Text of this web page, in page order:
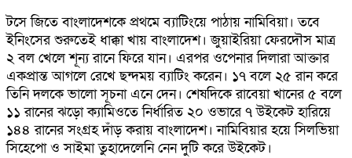
টসে জিতে বাংলাদেশকে প্রথমে ব্যাটিংয়ে পাঠায় নামিবিয়া। তবে
ইনিংসের শুরুতেই ধাক্কা খায় বাংলাদেশ। জুয়াইরিয়া ফেরদৌস মাত্র
২ বল খেলে শূন্য রানে ফিরে যান। এরপর ওপেনার দিলারা আক্তার
একপ্রান্ত আগলে রেখে ছন্দময় ব্যাটিং করেন। ১৭ বলে ২৫ রান করে
তিনি দলকে ভালো সূচনা এনে দেন। শেষদিকে রাবেয়া খানের ৫ বলে
১১ রানের ঝড়ো ক্যামিওতে নির্ধারিত ২০ ওভারে ৭ উইকেট হারিয়ে
১৪৪ রানের সংগ্রহ দাঁড় করায় বাংলাদেশ। নামিবিয়ার হয়ে সিলভিয়া
সিহেপো ও সাইমা তুহাদেলেনি নেন দুটি করে উইকেট।